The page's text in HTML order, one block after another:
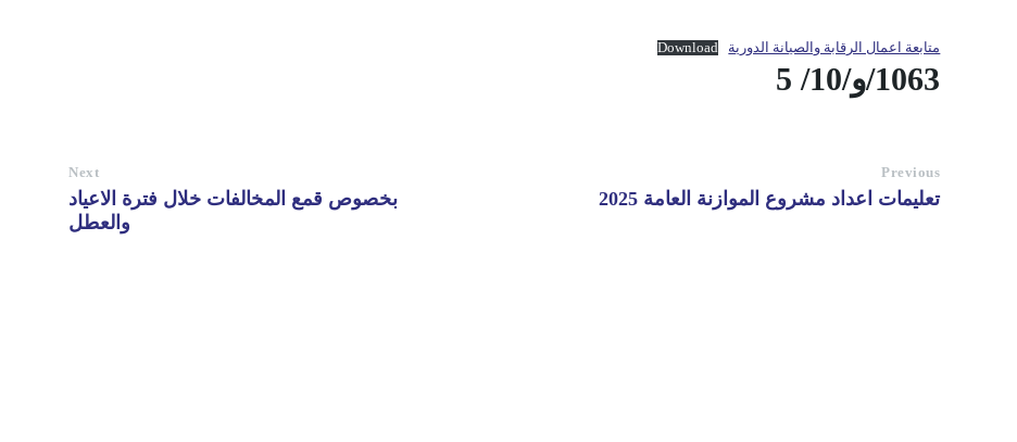
متابعة اعمال الرقابة والصيانة الدورية Download
1063/و/10/ 5
Previous
تعليمات اعداد مشروع الموازنة العامة 2025
Next
بخصوص قمع المخالفات خلال فترة الاعياد
والعطل